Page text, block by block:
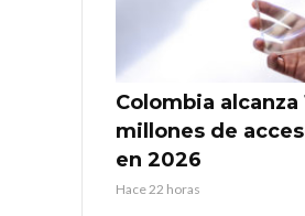
Colombia alcanza
millones de
en 2026
Hace 22 horas